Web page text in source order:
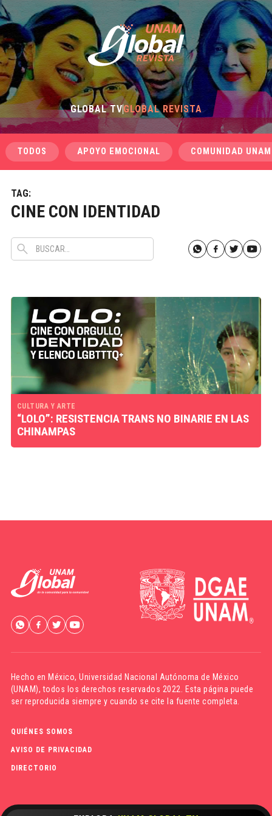
GLOBAL TVGLOBAL REVISTA
TODOS APOYO EMOCIONAL COMUNIDAD UNAM
TAG:
CINE CON IDENTIDAD
CULTURA Y ARTE
“LOLO”: RESISTENCIA TRANS NO BINARIE EN LAS
CHINAMPAS
Hecho en México,Universidad Nacional Autónoma de México
(UNAM), todos los derechos reservados 2022. Esta página puede
ser reproducida siempre y cuando se cite la fuente completa.
QUIÉNES SOMOS
AVISO DE PRIVACIDAD
DIRECTORIO